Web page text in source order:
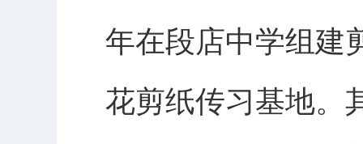
年在段店中学组建
花剪纸传习基地。